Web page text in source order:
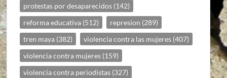
protestas por desaparecidos (142)
reforma educativa (512) represion (289)
tren maya (382) violencia contra las mujeres (407)
violencia contra mujeres (159)
violencia contra periodistas (327)